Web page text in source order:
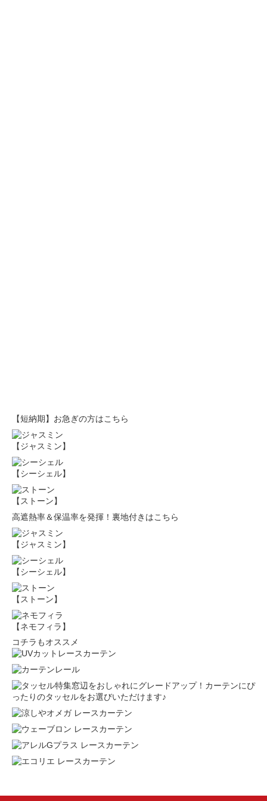
【短納期】お急ぎの方はこちら
【ジャスミン】
【シーシェル】
【ストーン】
高遮熱率＆保温率を発揮！裏地付きはこちら
【ジャスミン】
【シーシェル】
【ストーン】
【ネモフィラ】
コチラもオススメ
窓辺をおしゃれにグレードアップ！カーテンにぴ
ったりのタッセルをお選びいただけます♪